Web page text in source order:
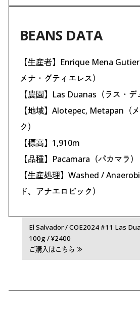
BEANS DATA
【生産者】Enrique Mena
メナ・グティエレス）
【農園】Las Duanas（ラス・デ
【地域】Alotepec, Metapan（
ク）
【標高】1,910m
【品種】Pacamara（パカマラ）
【生産処理】Washed /
ド、アナエロビック）
El Salvador / COE2024 #11 Las
100g / ¥2400
ご購入はこちら ≫